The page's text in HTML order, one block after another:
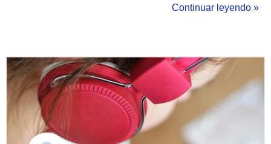
aprendizaje constante. Aprender a escuchar, a interpretar
Continuar leyendo »